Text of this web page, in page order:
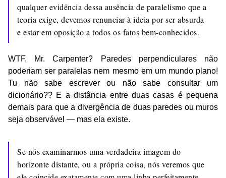
qualquer evidência dessa ausência de paralelismo que a
teoria exige, devemos renunciar à ideia por ser absurda
e estar em oposição a todos os fatos bem-conhecidos.
WTF, Mr. Carpenter? Paredes perpendiculares não
poderiam ser paralelas nem mesmo em um mundo plano!
Tu não sabe escrever ou não sabe consultar um
dicionário?? E a distância entre duas casas é pequena
demais para que a divergência de duas paredes ou muros
seja observável — mas ela existe.
Se nós examinarmos uma verdadeira imagem do
horizonte distante, ou a própria coisa, nós veremos que